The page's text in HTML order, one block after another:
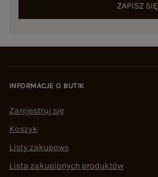
ZAPISZ SIĘ
INFORMACJE O BUTIK
Zarejestruj się
Koszyk
Listy zakupowe
Lista zakupionych produktów